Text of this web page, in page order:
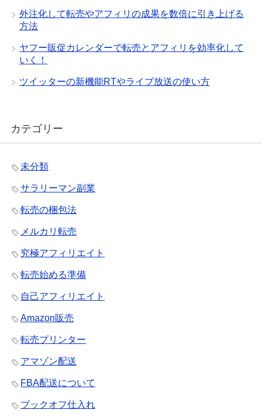
外注化して転売やアフィリの成果を数倍に引き上げる
方法
ヤフー販促カレンダーで転売とアフィリを効率化して
いく！
ツイッターの新機能RTやライブ放送の使い方
カテゴリー
未分類
サラリーマン副業
転売の梱包法
メルカリ転売
究極アフィリエイト
転売始める準備
自己アフィリエイト
Amazon販売
転売プリンター
アマゾン配送
FBA配送について
ブックオフ仕入れ